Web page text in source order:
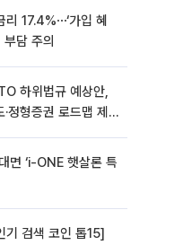
리 17.4%⋯‘가입 혜
부담 주의
하위법규 예상안,
·정형증권 로드맵 제
면 ‘i-ONE 햇살론 특
기 검색 코인 톱15]